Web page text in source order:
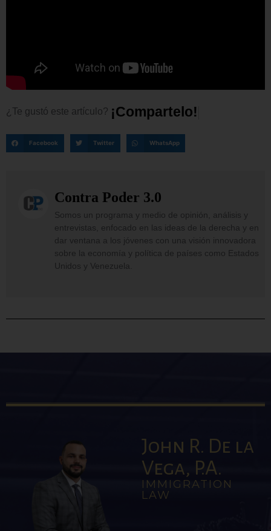
¿Te gustó este artículo? ¡Comparte o!
Facebook Twitter WhatsApp
Contra Poder 3.0
Somos un programa y medio de opinión, análisis y
entrevistas, enfocado en las ideas de la derecha y en
dar ventana a los jóvenes con una visión innovadora
sobre la economía y política de países como Estados
Unidos y Venezuela.
John R. De la
Vega, P.A.
IMMIGRATION
LAW